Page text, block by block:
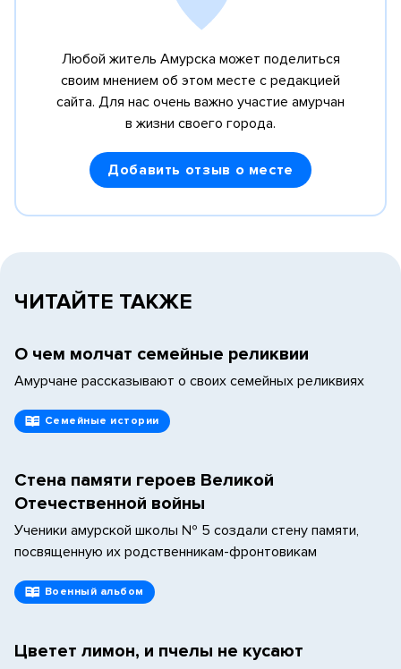
Любой житель Амурска может поделиться
своим мнением об этом месте с редакцией
сайта. Для нас очень важно участие амурчан
в жизни своего города.
Добавить отзыв о месте
ЧИТАЙТЕ ТАКЖЕ
О чем молчат семейные реликвии
Амурчане рассказывают о своих семейных реликвиях
Семейные истории
Стена памяти героев Великой
Отечественной войны
Ученики амурской школы № 5 создали стену памяти,
посвященную их родственникам-фронтовикам
Военный альбом
Цветет лимон, и пчелы не кусают